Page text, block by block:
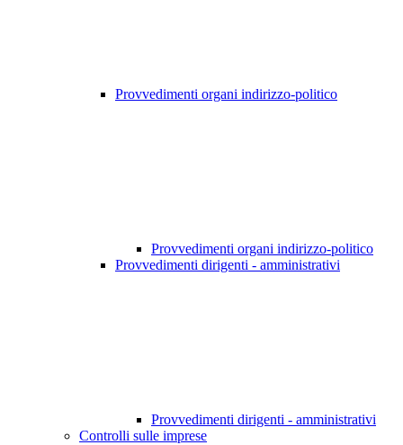
Provvedimenti organi indirizzo-politico
Provvedimenti organi indirizzo-politico
Provvedimenti dirigenti - amministrativi
Provvedimenti dirigenti - amministrativi
Controlli sulle imprese